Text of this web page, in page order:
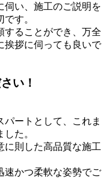
伺い、施工のご説明を
す。
することができ、万全
挨拶に伺っても良いで
い！
ートとして、これま
た。
に則した高品質な施工
速かつ柔軟な姿勢でご